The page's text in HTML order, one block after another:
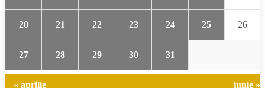
20 21 22 23 24 25 26
27 28 29 30 31
« aprilie iunie »